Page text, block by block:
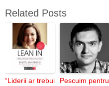
Related Posts
“Liderii ar trebui
Pescuim pentru